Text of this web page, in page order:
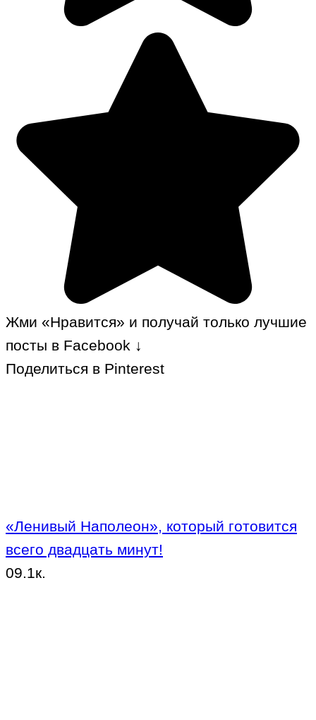
Жми «Нравится» и получай только лучшие
посты в Facebook ↓
Поделиться в Pinterest
«Ленивый Наполеон», который готовится
всего двадцать минут!
09.1к.